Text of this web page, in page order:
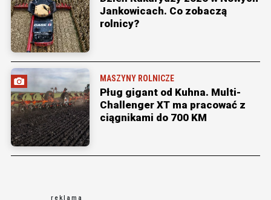
Jankowicach. Co zobaczą
rolnicy?
MASZYNY ROLNICZE
Pług gigant od Kuhna. Multi-
Challenger XT ma pracować z
ciągnikami do 700 KM